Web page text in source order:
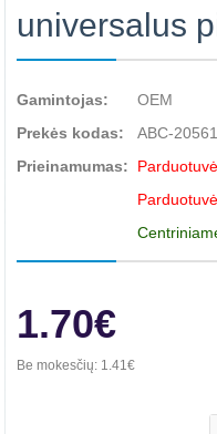
universalus
Gamintojas:
OEM
Prekės kodas:
ABC-20561
Prieinamumas:
1.70€
Be mokesčių: 1.41€